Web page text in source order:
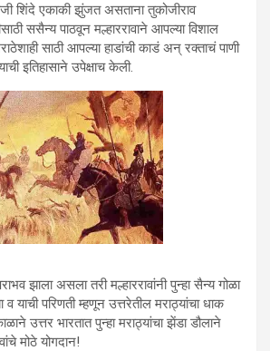
शिंदे एकाकी झुंजत असताना तुकोजीराव
ससैन्य पाठवून मल्हाररावाने आपल्या विशाल
साठी आपल्या हाडांची काडं अन् रक्ताचं पाणी
इतिहासाने उपेक्षाच केली.
झाला असला तरी मल्हाररावांनी पुन्हा सैन्य गोळा
याची परिणती म्हणून उत्तरेतील मराठ्यांचा धाक
उत्तर भारतात पुन्हा मराठ्यांचा झेंडा डौलाने
मोठे योगदान!